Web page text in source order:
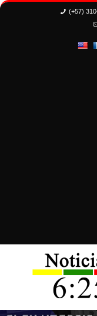
(+57)